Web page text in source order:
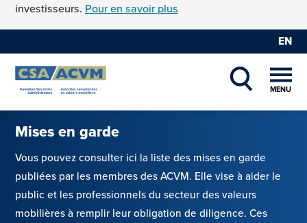
investisseurs. Pour en savoir plus
EN
SHOW
MENU
Mises en garde
Vous pouvez consulter ici la liste des mises en garde
publiées par les membres des ACVM. Elle vise à aider le
public et les professionnels du secteur des valeurs
mobilières à remplir leur obligation de diligence. Ces